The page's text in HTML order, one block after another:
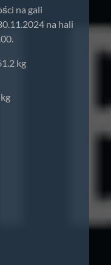
na gali
na hali
kg